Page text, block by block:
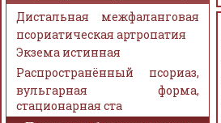
Дистальная межфаланговая
псориатическая артропатия
Экзема истинная
Распространённый псориаз,
вульгарная форма,
стационарная ста